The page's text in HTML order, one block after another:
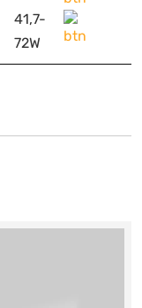
41,7-
72W